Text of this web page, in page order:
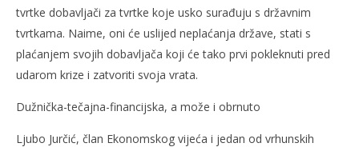
tvrtke dobavljači za tvrtke koje usko surađuju s državnim
tvrtkama. Naime, oni će uslijed neplaćanja države, stati s
plaćanjem svojih dobavljača koji će tako prvi pokleknuti pred
udarom krize i zatvoriti svoja vrata.
Dužnička-tečajna-financijska, a može i obrnuto
Ljubo Jurčić, član Ekonomskog vijeća i jedan od vrhunskih